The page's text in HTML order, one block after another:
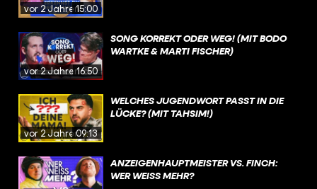
vor 2 Jahren15:00
vor 2 Jahren16:50
SONG KORREKT ODER WEG! (MIT BODO
WARTKE & MARTI FISCHER)
vor 2 Jahren09:13
WELCHES JUGENDWORT PASST IN DIE
LÜCKE? (MIT TAHSIM!)
ANZEIGENHAUPTMEISTER VS. FINCH:
WER WEISS MEHR?